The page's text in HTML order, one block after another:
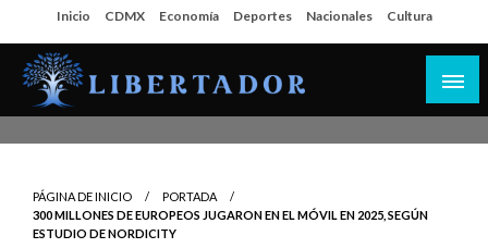
al
contenido
Inicio CDMX Economía Deportes Nacionales Cultura
PÁGINA DE INICIO
PORTADA
300 MILLONES DE EUROPEOS JUGARON EN EL MÓVIL EN 2025, SEGÚN
ESTUDIO DE NORDICITY